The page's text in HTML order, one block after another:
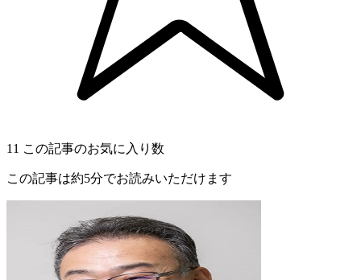
11 この記事のお気に入り数
この記事は約5分でお読みいただけます